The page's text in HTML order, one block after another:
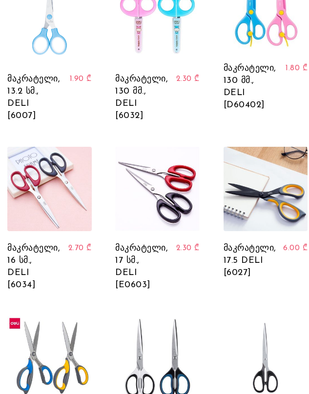
მაკრატელი,
13.2 სმ.,
DELI
[6007]
1.90 ₾
მაკრატელი,
130 მმ.,
DELI
[6032]
2.30 ₾
მაკრატელი,
130 მმ.,
DELI
[D60402]
1.80 ₾
მაკრატელი,
16 სმ.,
DELI
[6034]
2.70 ₾
მაკრატელი,
17 სმ.,
DELI
[E0603]
2.30 ₾
მაკრატელი,
17.5 DELI
[6027]
6.00 ₾